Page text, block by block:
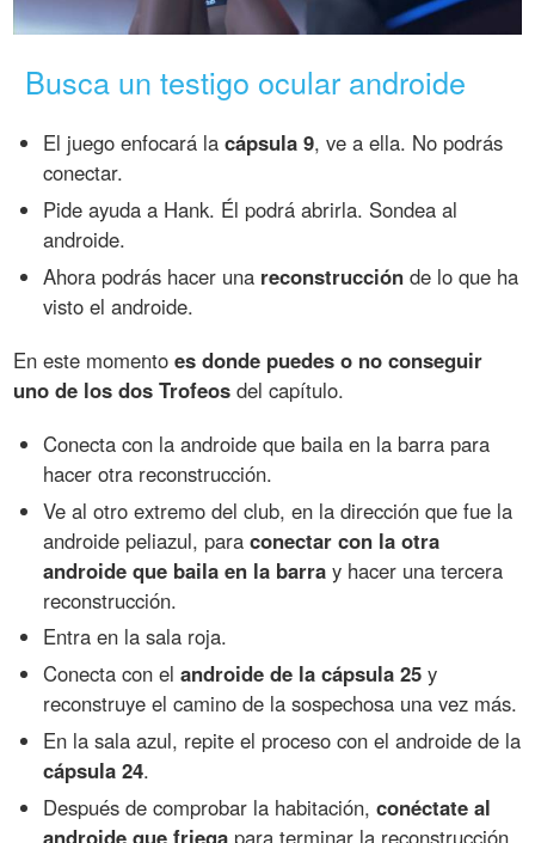
Busca un testigo ocular androide
El juego enfocará lacápsula 9, ve a ella. No podrás
conectar.
Pide ayuda a Hank. Él podrá abrirla. Sondea al
androide.
Ahora podrás hacer una reconstrucción de lo que ha
visto el androide.
En este momentoes donde puedes o no conseguir
uno de los dos Trofeos del capítulo.
Conecta con la androide que baila en la barra para
hacer otra reconstrucción.
Ve al otro extremo del club, en la dirección que fue la
androide peliazul, paraconectar con la otra
androide que baila en la barra y hacer una tercera
reconstrucción.
Entra en la sala roja.
Conecta con elandroide de la cápsula 25 y
reconstruye el camino de la sospechosa una vez más.
En la sala azul, repite el proceso con el androide de la
cápsula 24.
Después de comprobar la habitación,conéctate al
androide que friega para terminar la reconstrucción